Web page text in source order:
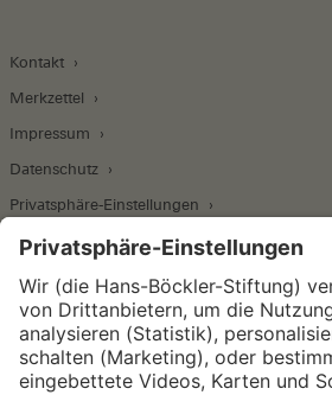
Kontakt
Merkzettel
Impressum
Datenschutz
Privatsphäre-Einstellungen
Wirtschafts- und